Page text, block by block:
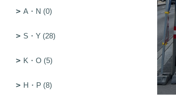
A・N (0)
S・Y (28)
K・O (5)
H・P (8)